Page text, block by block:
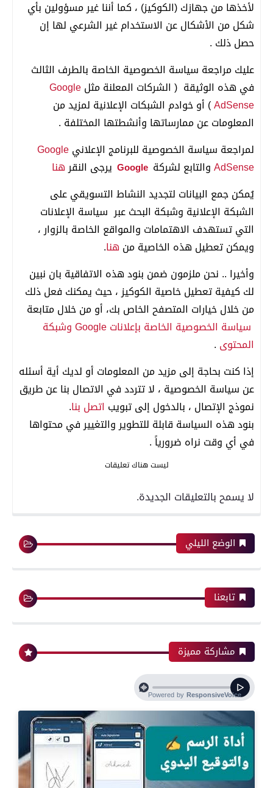
لأخذها من جهازك (الكوكيز) ، كما أننا غير مسؤولين بأي
شكل من الأشكال عن الاستخدام غير الشرعي لها إن
حصل ذلك .
عليك مراجعة سياسة الخصوصية الخاصة بالطرف الثالث
في هذه الوثيقة ( الشركات المعلنة مثلGoogle
AdSense) أو خوادم الشبكات الإعلانية لمزيد من
المعلومات عن ممارساتها وأنشطتها المختلفة .
لمراجعة سياسة الخصوصية للبرنامج الإعلانيGoogle
AdSenseوالتابع لشركة Google يرجى النقرهنا
يُمكن جمع البيانات لتجديد النشاط التسويقي على
الشبكة الإعلانية وشبكة البحث عبر سياسة الإعلانات
التي تستهدف الاهتمامات والمواقع الخاصة بالزوار ،
ويمكن تعطيل هذه الخاصية من هنا.
وأخيرا .. نحن ملزمون ضمن بنود هذه الاتفاقية بان نبين
لك كيفية تعطيل خاصية الكوكيز ، حيث يمكنك فعل ذلك
من خلال خيارات المتصفح الخاص بك، أو من خلال متابعة
سياسة الخصوصية الخاصة بإعلانات Google وشبكة
المحتوى .
إذا كنت بحاجة إلى مزيد من المعلومات أو لديك أية أسئله
عن سياسة الخصوصية ، لا تتردد في الاتصال بنا عن طريق
نموذج الإتصال ، بالدخول إلى تبويب اتصل بنا.
بنود هذه السياسة قابلة للتطوير والتغيير في محتواها
في أي وقت نراه ضرورياً .
ليست هناك تعليقات
لا يسمح بالتعليقات الجديدة.
الوضع الليلي
تابعنا
مشاركة مميزة